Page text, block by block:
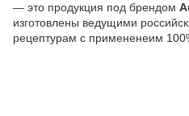
— это продукция под брендом
изготовлены ведущими
рецептурам с примененеим